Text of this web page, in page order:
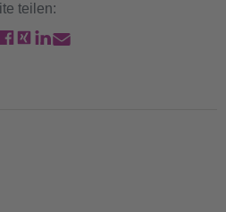
teilen: